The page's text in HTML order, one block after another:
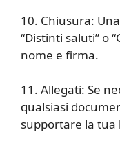
10. Chiusura:
“Distinti saluti” o
nome e firma.
11. Allegati: Se
qualsiasi
supportare la tua